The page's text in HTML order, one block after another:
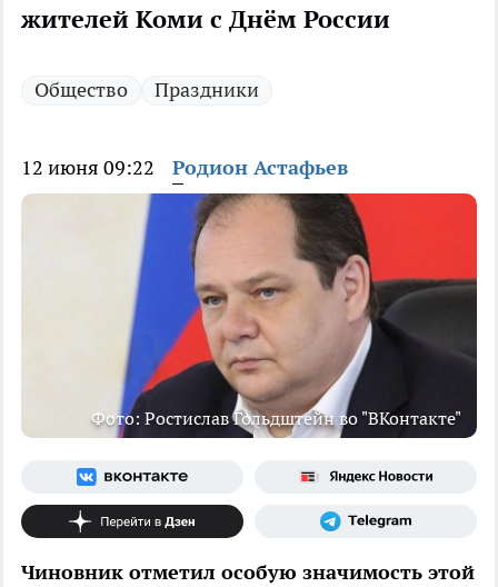
жителей Коми с Днём России
Общество Праздники
12 июня 09:22 Родион Астафьев
Фото: Ростислав Гольдштейн во "ВКонтакте"
Чиновник отметил особую значимость этой